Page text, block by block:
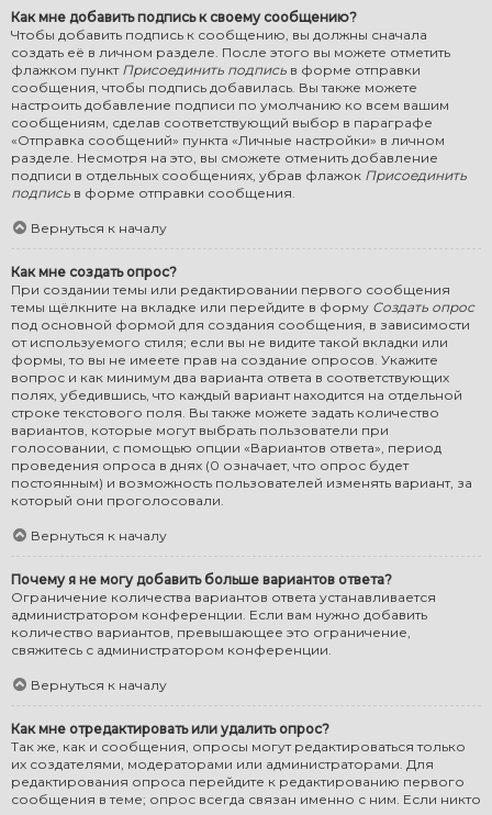
Как мне добавить подпись к своему сообщению?
Чтобы добавить подпись к сообщению, вы должны сначала
создать её в личном разделе. После этого вы можете отметить
флажком пункт Присоединить подпись в форме отправки
сообщения, чтобы подпись добавилась. Вы также можете
настроить добавление подписи по умолчанию ко всем вашим
сообщениям, сделав соответствующий выбор в параграфе
«Отправка сообщений» пункта «Личные настройки» в личном
разделе. Несмотря на это, вы сможете отменить добавление
подписи в отдельных сообщениях, убрав флажок Присоединить
подпись в форме отправки сообщения.
Вернуться к началу
Как мне создать опрос?
При создании темы или редактировании первого сообщения
темы щёлкните на вкладке или перейдите в форму Создать опрос
под основной формой для создания сообщения, в зависимости
от используемого стиля; если вы не видите такой вкладки или
формы, то вы не имеете прав на создание опросов. Укажите
вопрос и как минимум два варианта ответа в соответствующих
полях, убедившись, что каждый вариант находится на отдельной
строке текстового поля. Вы также можете задать количество
вариантов, которые могут выбрать пользователи при
голосовании, с помощью опции «Вариантов ответа», период
проведения опроса в днях (0 означает, что опрос будет
постоянным) и возможность пользователей изменять вариант, за
который они проголосовали.
Вернуться к началу
Почему я не могу добавить больше вариантов ответа?
Ограничение количества вариантов ответа устанавливается
администратором конференции. Если вам нужно добавить
количество вариантов, превышающее это ограничение,
свяжитесь с администратором конференции.
Вернуться к началу
Как мне отредактировать или удалить опрос?
Так же, как и сообщения, опросы могут редактироваться только
их создателями, модераторами или администраторами. Для
редактирования опроса перейдите к редактированию первого
сообщения в теме; опрос всегда связан именно с ним. Если никто